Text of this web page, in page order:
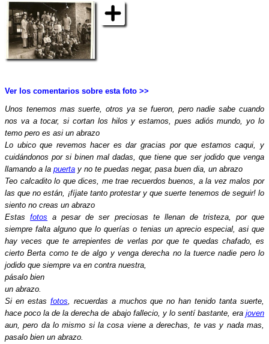
Ver los comentarios sobre esta foto >>
Unos tenemos mas suerte, otros ya se fueron, pero nadie sabe cuando
nos va a tocar, si cortan los hilos y estamos, pues adiós mundo, yo lo
temo pero es asi un abrazo
Lo ubico que revemos hacer es dar gracias por que estamos caqui, y
cuidándonos por si binen mal dadas, que tiene que ser jodido que venga
llamando a la puerta y no te puedas negar, pasa buen dia, un abrazo
Teo calcadito lo que dices, me trae recuerdos buenos, a la vez malos por
las que no están, ¡fíjate tanto protestar y que suerte tenemos de seguir! lo
siento no creas un abrazo
Estasfotos a pesar de ser preciosas te llenan de tristeza, por que
siempre falta alguno que lo querías o tenias un aprecio especial, asi que
hay veces que te arrepientes de verlas por que te quedas chafado, es
cierto Berta como te de algo y venga derecha no la tuerce nadie pero lo
jodido que siempre va en contra nuestra,
pásalo bien
un abrazo.
Si en estas fotos, recuerdas a muchos que no han tenido tanta suerte,
hace poco la de la derecha de abajo fallecio, y lo sentí bastante, era joven
aun, pero da lo mismo si la cosa viene a derechas, te vas y nada mas,
pasalo bien un abrazo.